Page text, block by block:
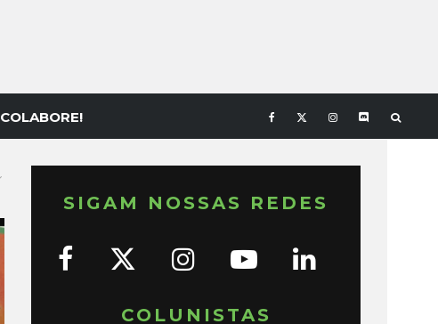
COLABORE!
SIGAM NOSSAS REDES
COLUNISTAS